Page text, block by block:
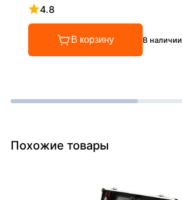
4.8
Рейтинг 4.8 из 5
В корзину В наличии
Похожие товары